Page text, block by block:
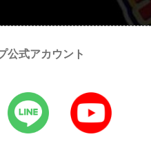
公式アカウント